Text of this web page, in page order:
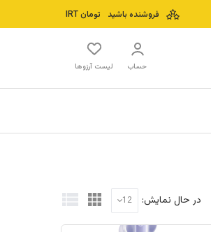
فروشنده باشید تومان
حساب لیست آرزوها
در حال نمایش: 12